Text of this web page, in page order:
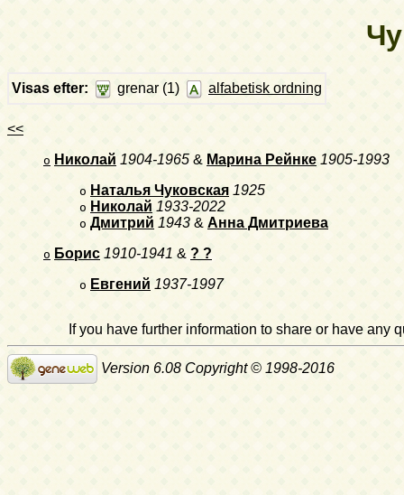
Visas efter: grenar (1) alfabetisk ordning
<<
o Николай 1904-1965 & Марина Рейнке 1905-1993
o Наталья Чуковская 1925
o Николай 1933-2022
o Дмитрий 1943 & Анна Дмитриева
o Борис 1910-1941 & ? ?
o Евгений 1937-1997
If you have further information to share or have
Version 6.08 Copyright © 1998-2016